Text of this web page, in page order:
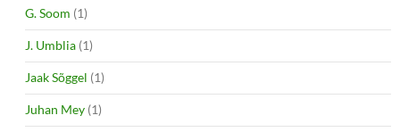
G. Soom (1)
J. Umblia (1)
Jaak Sõggel (1)
Juhan Mey (1)